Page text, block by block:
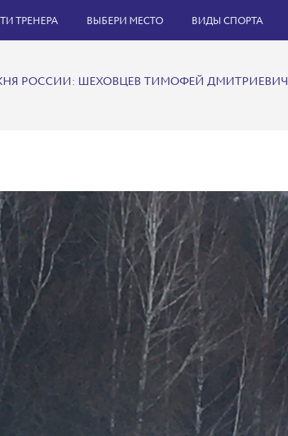
ТРЕНЕРА ВЫБЕРИ МЕСТО ВИДЫ СПОРТА
РОССИИ: ШЕХОВЦЕВ ТИМОФЕЙ ДМИТРИЕВИЧ